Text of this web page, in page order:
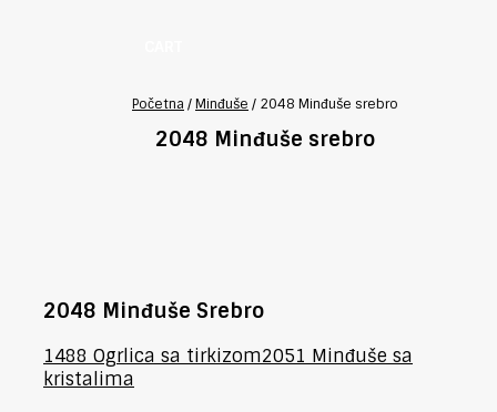
Početna /Minđuše / 2048 Minđuše srebro
2048 Minđuše srebro
2048 Minđuše Srebro
1488 Ogrlica sa tirkizom2051 Minđuše sa
kristalima